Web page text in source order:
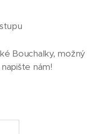
Bouchalky, možný
nám!